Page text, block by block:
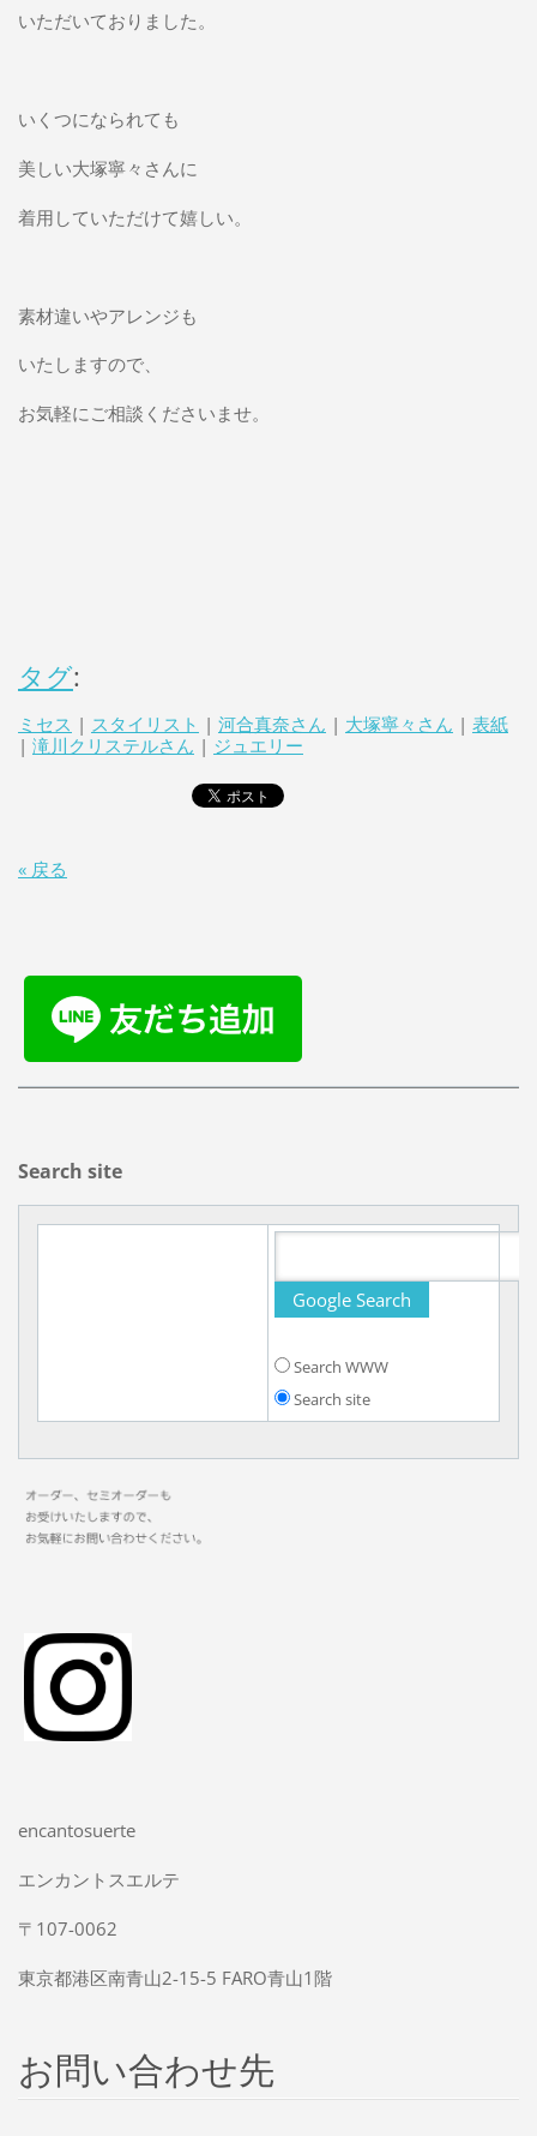
いただいておりました。
いくつになられても
美しい大塚寧々さんに
着用していただけて嬉しい。
素材違いやアレンジも
いたしますので、
お気軽にご相談くださいませ。
タグ:
ミセス | スタイリスト | 河合真奈さん | 大塚寧々さん | 表紙
| 滝川クリステルさん | ジュエリー
« 戻る
Search site
Search WWW
Search site
encantosuerte
エンカントスエルテ
〒107-0062
東京都港区南青山2-15-5 FARO青山1階
お問い合わせ先